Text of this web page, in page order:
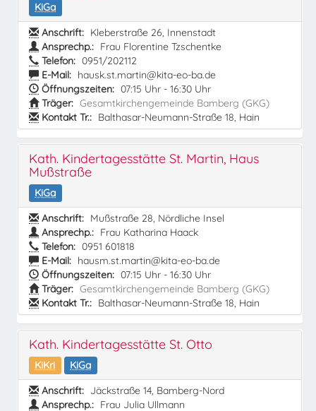
KiGa
Anschrift: Kleberstraße 26, Innenstadt
Ansprechp.: Frau Florentine Tzschentke
Telefon: 0951/202112
E-Mail: hausk.st.martin@kita-eo-ba.de
Öffnungszeiten: 07:15 Uhr - 16:30 Uhr
Träger: Gesamtkirchengemeinde Bamberg (GKG)
Kontakt Tr.: Balthasar-Neumann-Straße 18, Hain
Kath. Kindertagesstätte St. Martin, Haus
Mußstraße
KiGa
Anschrift: Mußstraße 28, Nördliche Insel
Ansprechp.: Frau Katharina Haack
Telefon: 0951 601818
E-Mail: hausm.st.martin@kita-eo-ba.de
Öffnungszeiten: 07:15 Uhr - 16:30 Uhr
Träger: Gesamtkirchengemeinde Bamberg (GKG)
Kontakt Tr.: Balthasar-Neumann-Straße 18, Hain
Kath. Kindertagesstätte St. Otto
KiKri
KiGa
Anschrift: Jäckstraße 14, Bamberg-Nord
Ansprechp.: Frau Julia Ullmann